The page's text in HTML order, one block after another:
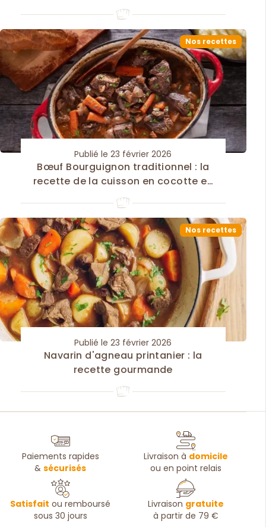
Nos recettes
Publié le 23 février 2026
Bœuf Bourguignon traditionnel : la
recette de la cuisson en cocotte en
fonte
Nos recettes
Publié le 23 février 2026
Navarin d'agneau printanier : la
recette gourmande
Paiements rapides
&sécurisés
Livraison à domicile
ou en point relais
Satisfait ou remboursé
sous 30 jours
Livraison gratuite
à partir de 79 €